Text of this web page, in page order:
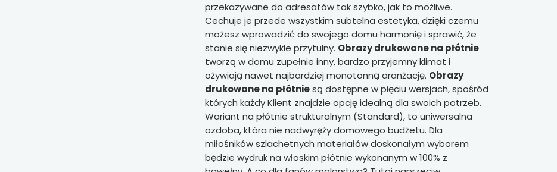
przekazywane do adresatów tak szybko, jak to możliwe.
Cechuje je przede wszystkim subtelna estetyka, dzięki czemu
możesz wprowadzić do swojego domu harmonię i sprawić, że
stanie się niezwykle przytulny. Obrazy drukowane na płótnie
tworzą w domu zupełnie inny, bardzo przyjemny klimat i
ożywiają nawet najbardziej monotonną aranżację. Obrazy
drukowane na płótniesą dostępne w pięciu wersjach, spośród
których każdy Klient znajdzie opcję idealną dla swoich potrzeb.
Wariant na płótnie strukturalnym (Standard), to uniwersalna
ozdoba, która nie nadwyręży domowego budżetu. Dla
miłośników szlachetnych materiałów doskonałym wyborem
będzie wydruk na włoskim płótnie wykonanym w 100% z